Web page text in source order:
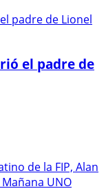
el padre de